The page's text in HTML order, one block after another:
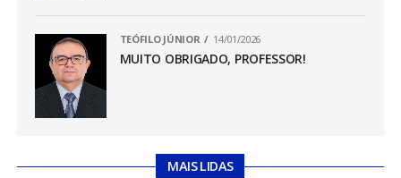
TEÓFILO JÚNIOR 14/01/2026
MUITO OBRIGADO, PROFESSOR!
MAIS LIDAS